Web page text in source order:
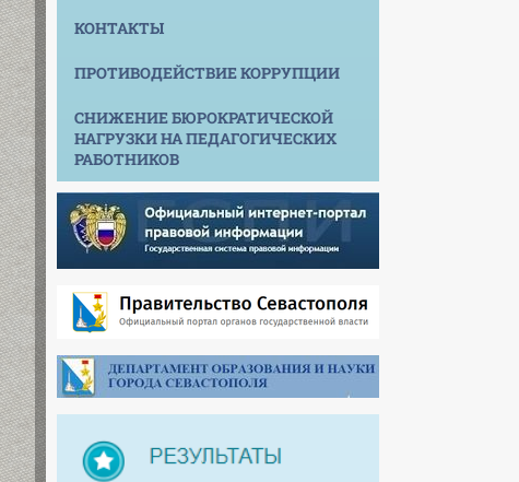
КОНТАКТЫ
ПРОТИВОДЕЙСТВИЕ КОРРУПЦИИ
СНИЖЕНИЕ БЮРОКРАТИЧЕСКОЙ
НАГРУЗКИ НА ПЕДАГОГИЧЕСКИХ
РАБОТНИКОВ